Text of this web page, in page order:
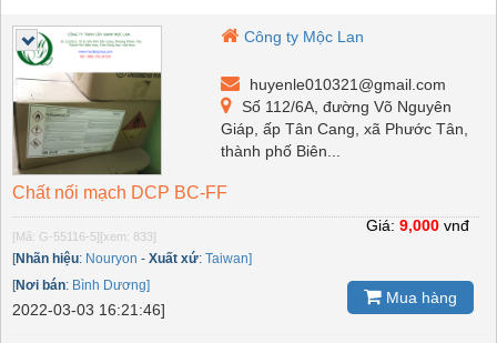
Công ty Mộc Lan
huyenle010321@gmail.com
Số 112/6A, đường Võ Nguyên
Giáp, ấp Tân Cang, xã Phước Tân,
thành phố Biên...
Chất nối mạch DCP BC-FF
[Mã: G-55116-5] [xem: 833]
[Nhãn hiệu: Nouryon - Xuất xứ: Taiwan]
[Nơi bán: Bình Dương]
2022-03-03 16:21:46]
Giá: 9,000 vnđ
Mua hàng